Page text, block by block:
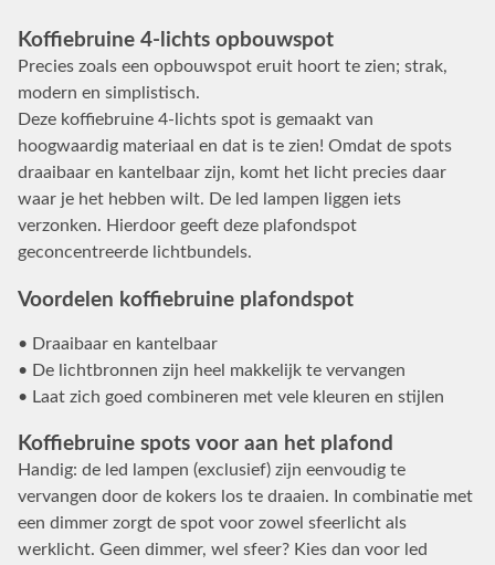
Koffiebruine 4-lichts opbouwspot
Precies zoals een opbouwspot eruit hoort te zien; strak,
modern en simplistisch.
Deze koffiebruine 4-lichts spot is gemaakt van
hoogwaardig materiaal en dat is te zien! Omdat de spots
draaibaar en kantelbaar zijn, komt het licht precies daar
waar je het hebben wilt. De led lampen liggen iets
verzonken. Hierdoor geeft deze plafondspot
geconcentreerde lichtbundels.
Voordelen koffiebruine plafondspot
• Draaibaar en kantelbaar
• De lichtbronnen zijn heel makkelijk te vervangen
• Laat zich goed combineren met vele kleuren en stijlen
Koffiebruine spots voor aan het plafond
Handig: de led lampen (exclusief) zijn eenvoudig te
vervangen door de kokers los te draaien. In combinatie met
een dimmer zorgt de spot voor zowel sfeerlicht als
werklicht. Geen dimmer, wel sfeer? Kies dan voor led